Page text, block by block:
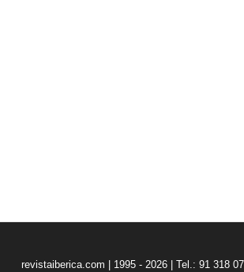
revistaiberica.com | 1995 - 2026 | Tel.: 91 318